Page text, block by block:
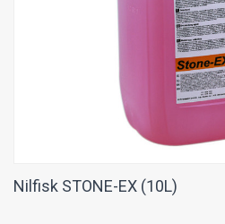
Nilfisk STONE-EX (10L)